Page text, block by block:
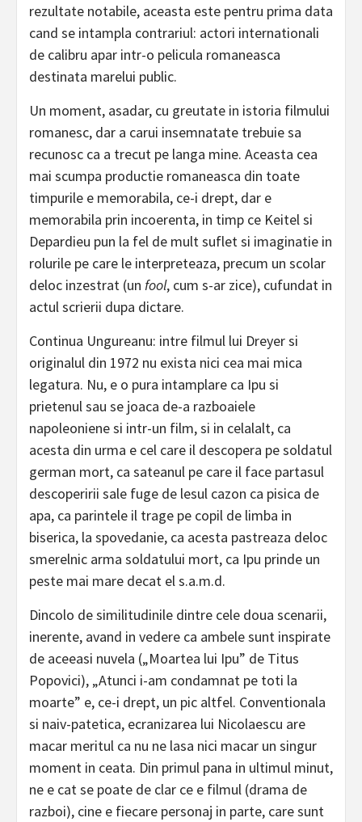
rezultate notabile, aceasta este pentru prima data
cand se intampla contrariul: actori internationali
de calibru apar intr-o pelicula romaneasca
destinata marelui public.
Un moment, asadar, cu greutate in istoria filmului
romanesc, dar a carui insemnatate trebuie sa
recunosc ca a trecut pe langa mine. Aceasta cea
mai scumpa productie romaneasca din toate
timpurile e memorabila, ce-i drept, dar e
memorabila prin incoerenta, in timp ce Keitel si
Depardieu pun la fel de mult suflet si imaginatie in
rolurile pe care le interpreteaza, precum un scolar
deloc inzestrat (un fool, cum s-ar zice), cufundat in
actul scrierii dupa dictare.
Continua Ungureanu: intre filmul lui Dreyer si
originalul din 1972 nu exista nici cea mai mica
legatura. Nu, e o pura intamplare ca Ipu si
prietenul sau se joaca de-a razboaiele
napoleoniene si intr-un film, si in celalalt, ca
acesta din urma e cel care il descopera pe soldatul
german mort, ca sateanul pe care il face partasul
descoperirii sale fuge de lesul cazon ca pisica de
apa, ca parintele il trage pe copil de limba in
biserica, la spovedanie, ca acesta pastreaza deloc
smerelnic arma soldatului mort, ca Ipu prinde un
peste mai mare decat el s.a.m.d.
Dincolo de similitudinile dintre cele doua scenarii,
inerente, avand in vedere ca ambele sunt inspirate
de aceeasi nuvela („Moartea lui Ipu” de Titus
Popovici), „Atunci i-am condamnat pe toti la
moarte” e, ce-i drept, un pic altfel. Conventionala
si naiv-patetica, ecranizarea lui Nicolaescu are
macar meritul ca nu ne lasa nici macar un singur
moment in ceata. Din primul pana in ultimul minut,
ne e cat se poate de clar ce e filmul (drama de
razboi), cine e fiecare personaj in parte, care sunt